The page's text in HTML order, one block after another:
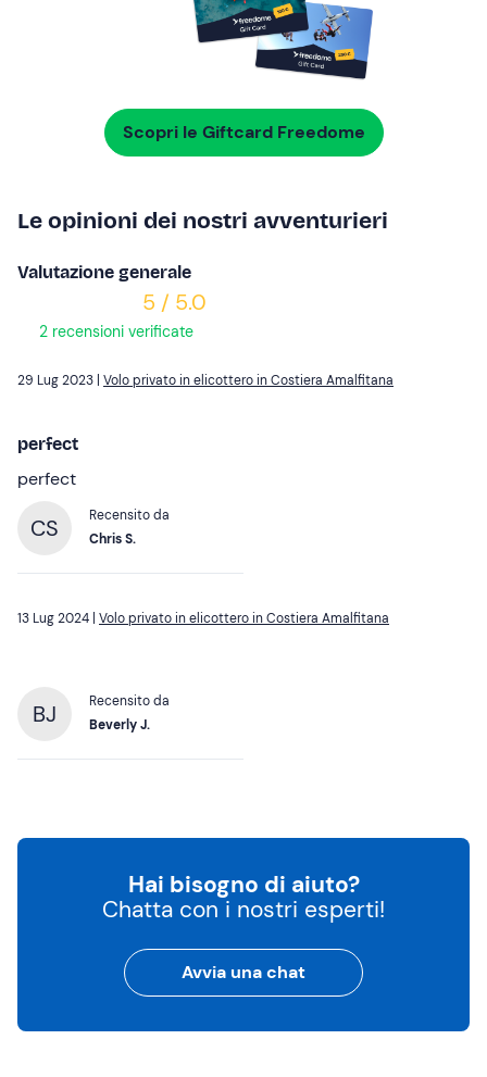
Scopri le Giftcard Freedome
Le opinioni dei nostri avventurieri
Valutazione generale
5 / 5.0
2 recensioni verificate
29 Lug 2023 | Volo privato in elicottero in Costiera Amalfitana
perfect
perfect
CS
Recensito da
Chris S.
13 Lug 2024 | Volo privato in elicottero in Costiera Amalfitana
BJ
Recensito da
Beverly J.
Hai bisogno di aiuto?
Chatta con i nostri esperti!
Avvia una chat